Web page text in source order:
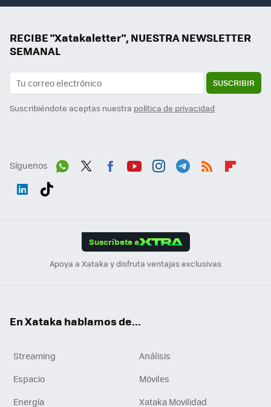
RECIBE "Xatakaletter", NUESTRA NEWSLETTER
SEMANAL
SUSCRIBIR
Suscribiéndote aceptas nuestra política de privacidad
Síguenos
Suscríbete a
Apoya a Xataka y disfruta ventajas exclusivas
En Xataka hablamos de...
Streaming
Análisis
Espacio
Móviles
Energía
Xataka Movilidad